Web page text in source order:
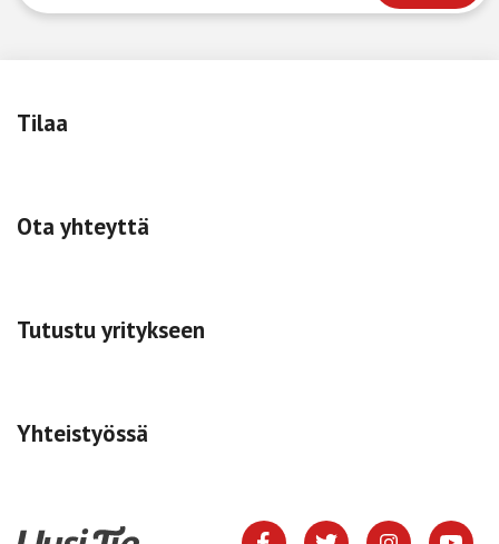
Tilaa
Ota yhteyttä
Tutustu yritykseen
Yhteistyössä